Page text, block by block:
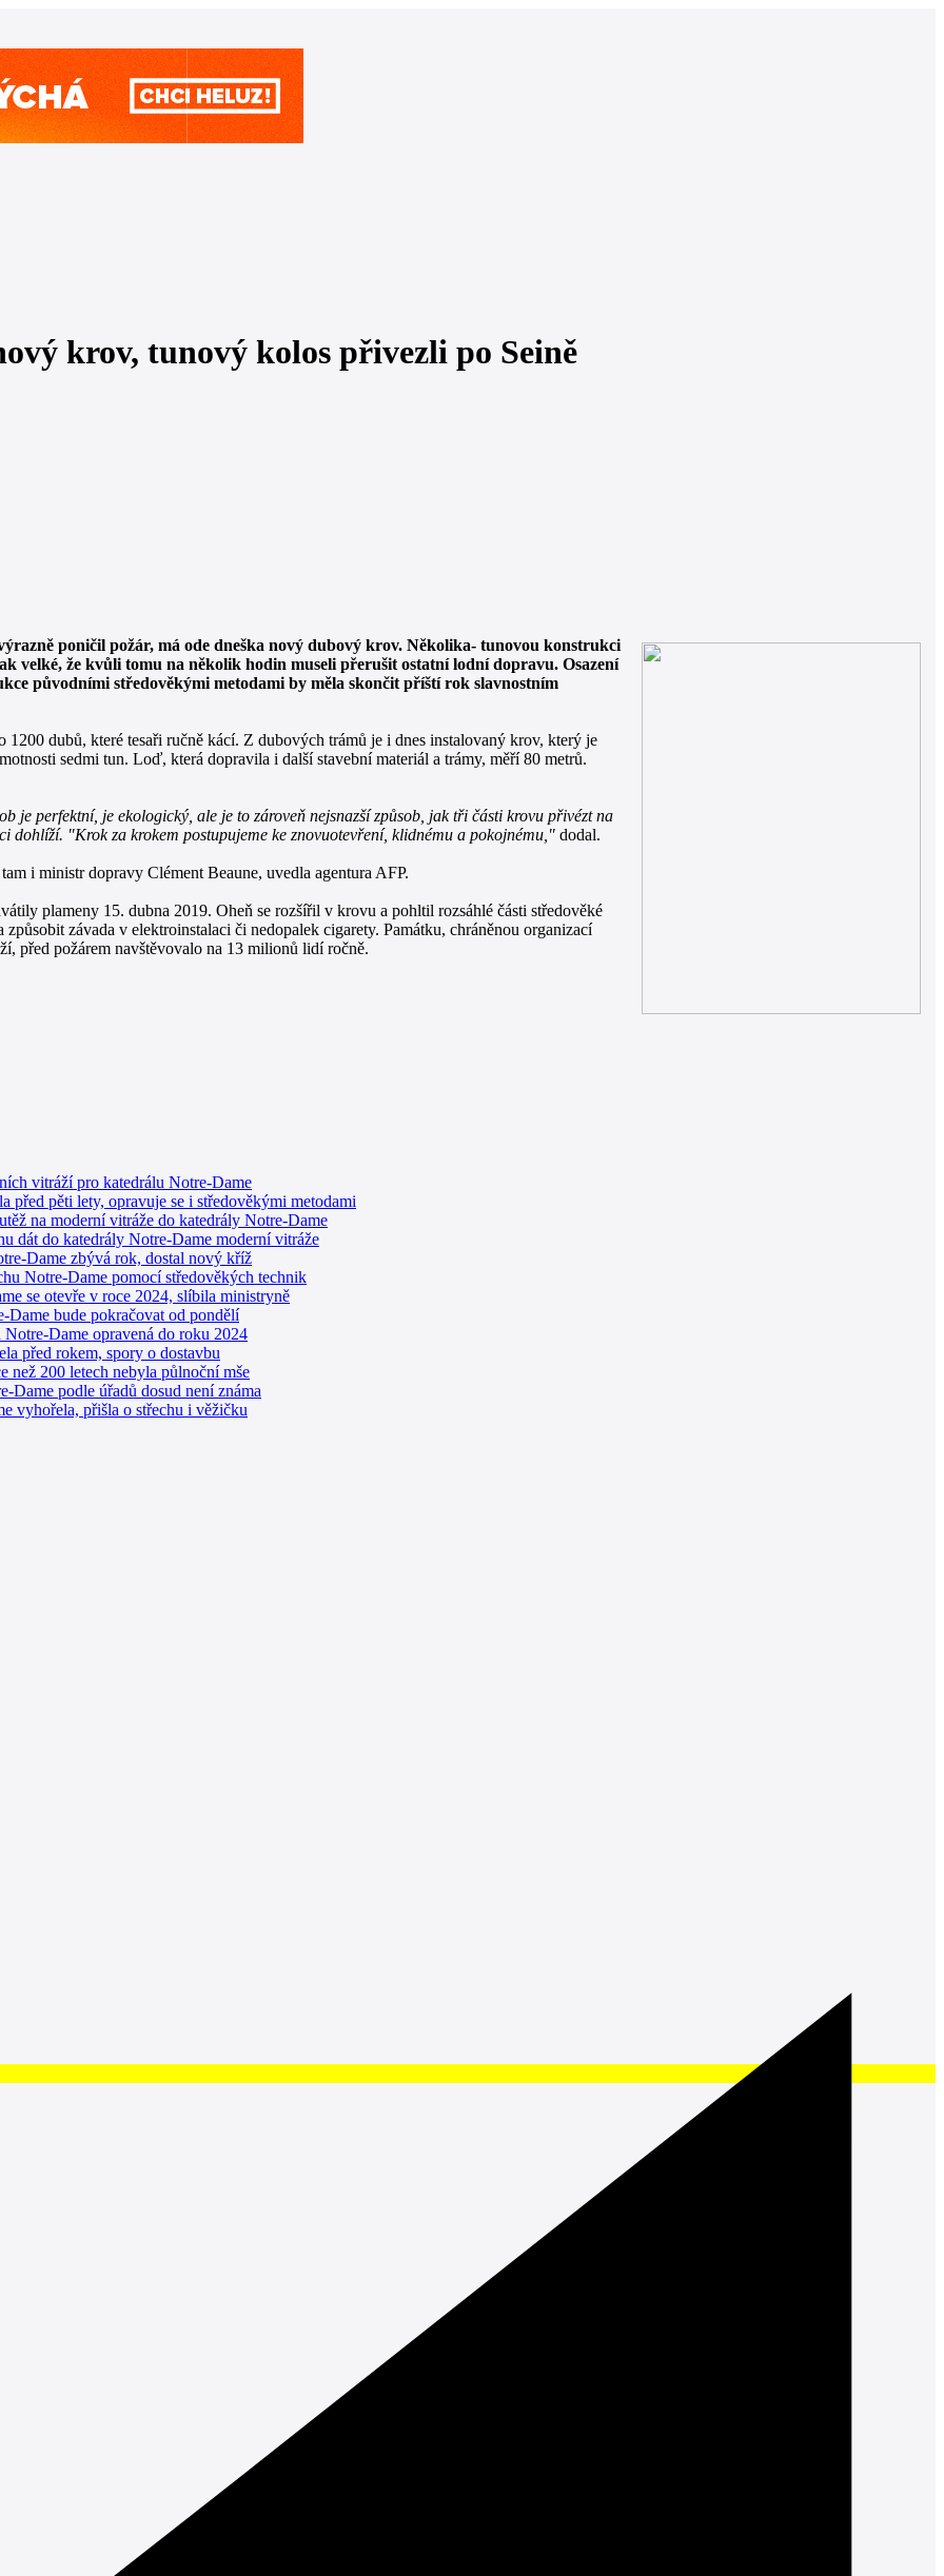
krov, tunový kolos přivezli po Seině
poničil požár, má ode dneška nový dubový krov. Několika- tunovou konstrukci
velké, že kvůli tomu na několik hodin museli přerušit ostatní lodní dopravu. Osazení
původními středověkými metodami by měla skončit příští rok slavnostním
dubů, které tesaři ručně kácí. Z dubových trámů je i dnes instalovaný krov, který je
sedmi tun. Loď, která dopravila i další stavební materiál a trámy, měří 80 metrů.
je perfektní, je ekologický, ale je to zároveň nejsnazší způsob, jak tři části krovu přivézt na
"Krok za krokem postupujeme ke znovuotevření, klidnému a pokojnému," dodal.
i ministr dopravy Clément Beaune, uvedla agentura AFP.
plameny 15. dubna 2019. Oheň se rozšířil v krovu a pohltil rozsáhlé části středověké
závada v elektroinstalaci či nedopalek cigarety. Památku, chráněnou organizací
před požárem navštěvovalo na 13 milionů lidí ročně.
vitráží pro katedrálu Notre-Dame
před pěti lety, opravuje se i středověkými metodami
na moderní vitráže do katedrály Notre-Dame
dát do katedrály Notre-Dame moderní vitráže
Dame zbývá rok, dostal nový kříž
Notre-Dame pomocí středověkých technik
se otevře v roce 2024, slíbila ministryně
Dame bude pokračovat od pondělí
Dame opravená do roku 2024
před rokem, spory o dostavbu
než 200 letech nebyla půlnoční mše
Dame podle úřadů dosud není známa
vyhořela, přišla o střechu i věžičku